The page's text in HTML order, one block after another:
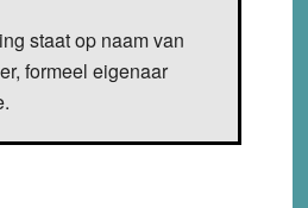
staat op naam van
formeel eigenaar